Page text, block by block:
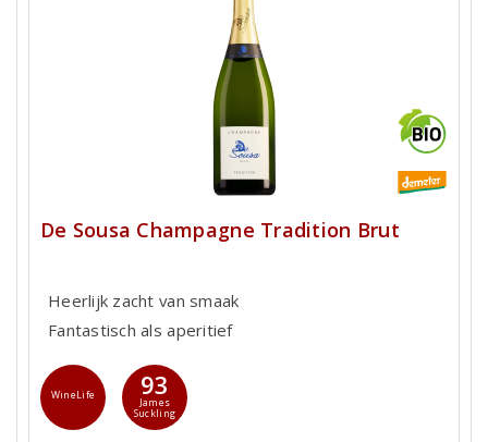
De Sousa Champagne Tradition Brut
Heerlijk zacht van smaak
Fantastisch als aperitief
WineLife 93
James
Suckling